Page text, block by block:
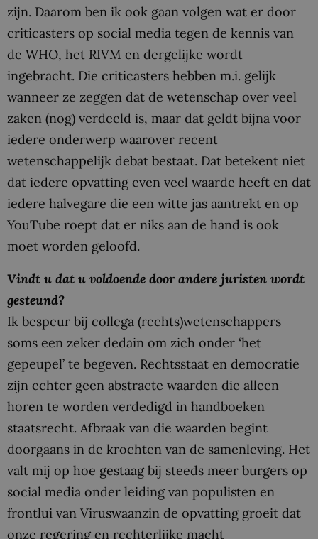
zijn. Daarom ben ik ook gaan volgen wat er door
criticasters op social media tegen de kennis van
de WHO, het RIVM en dergelijke wordt
ingebracht. Die criticasters hebben m.i. gelijk
wanneer ze zeggen dat de wetenschap over veel
zaken (nog) verdeeld is, maar dat geldt bijna voor
iedere onderwerp waarover recent
wetenschappelijk debat bestaat. Dat betekent niet
dat iedere opvatting even veel waarde heeft en dat
iedere halvegare die een witte jas aantrekt en op
YouTube roept dat er niks aan de hand is ook
moet worden geloofd.
Vindt u dat u voldoende door andere juristen wordt
gesteund?
Ik bespeur bij collega (rechts)wetenschappers
soms een zeker dedain om zich onder ‘het
gepeupel’ te begeven. Rechtsstaat en democratie
zijn echter geen abstracte waarden die alleen
horen te worden verdedigd in handboeken
staatsrecht. Afbraak van die waarden begint
doorgaans in de krochten van de samenleving. Het
valt mij op hoe gestaag bij steeds meer burgers op
social media onder leiding van populisten en
frontlui van Viruswaanzin de opvatting groeit dat
onze regering en rechterlijke macht